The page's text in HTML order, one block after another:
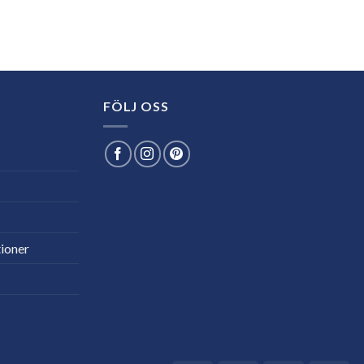
FÖLJ OSS